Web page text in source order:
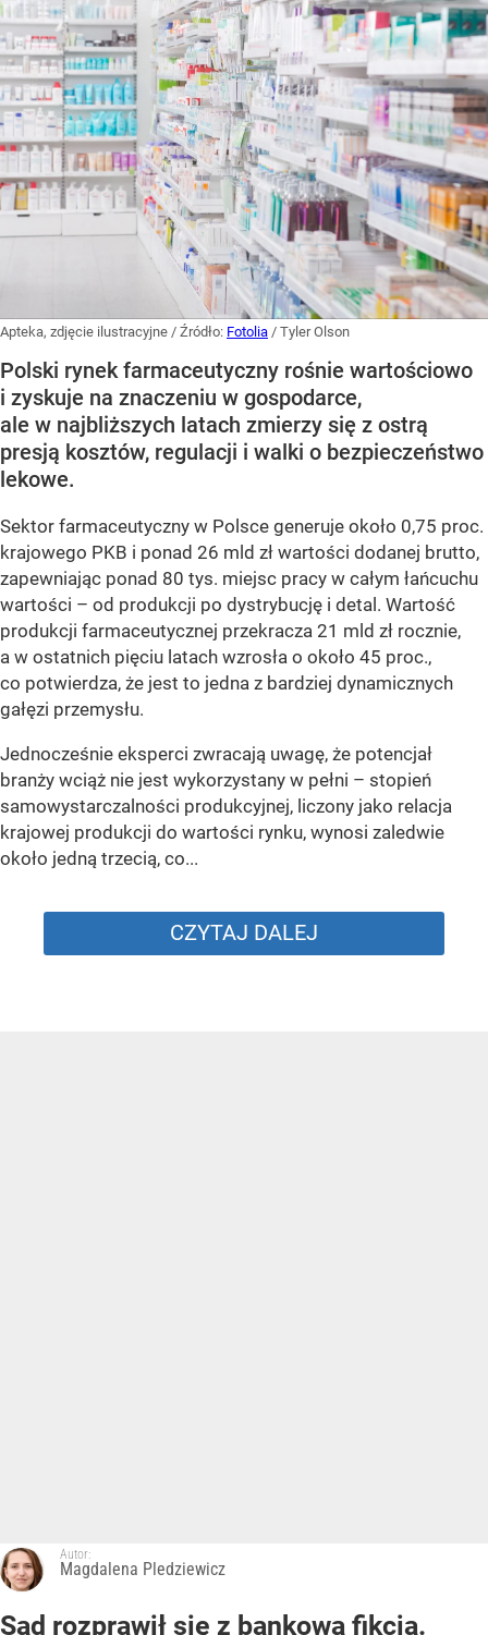
Apteka, zdjęcie ilustracyjne / Źródło: Fotolia / Tyler Olson
Polski rynek farmaceutyczny rośnie wartościowo
i zyskuje na znaczeniu w gospodarce,
ale w najbliższych latach zmierzy się z ostrą
presją kosztów, regulacji i walki o bezpieczeństwo
lekowe.
Sektor farmaceutyczny w Polsce generuje około 0,75 proc.
krajowego PKB i ponad 26 mld zł wartości dodanej brutto,
zapewniając ponad 80 tys. miejsc pracy w całym łańcuchu
wartości – od produkcji po dystrybucję i detal. Wartość
produkcji farmaceutycznej przekracza 21 mld zł rocznie,
a w ostatnich pięciu latach wzrosła o około 45 proc.,
co potwierdza, że jest to jedna z bardziej dynamicznych
gałęzi przemysłu.
Jednocześnie eksperci zwracają uwagę, że potencjał
branży wciąż nie jest wykorzystany w pełni – stopień
samowystarczalności produkcyjnej, liczony jako relacja
krajowej produkcji do wartości rynku, wynosi zaledwie
około jedną trzecią, co...
CZYTAJ DALEJ
Autor:
Magdalena Pledziewicz
Sąd rozprawił się z bankową fikcją.